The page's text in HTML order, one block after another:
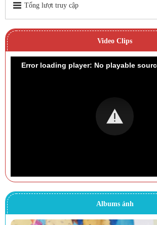
Tổng lượt truy cập
Video Clips
Error loading player: No playable
Albums ảnh